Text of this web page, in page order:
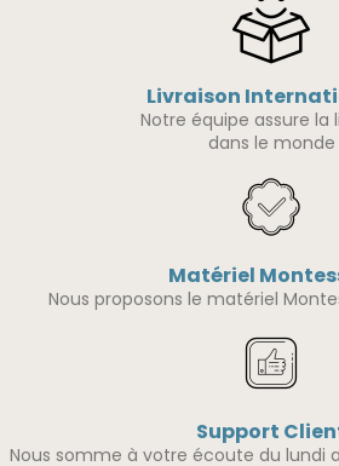
Livraison
Notre équipe assure la
dans le monde
Matériel
Nous proposons le matériel
Support
Nous somme à votre écoute du lundi